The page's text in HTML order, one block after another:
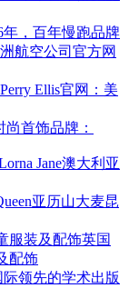
年，百年慢跑品牌
航空公司官方网
Perry Ellis官网：美
尚首饰品牌：
澳大利亚
亚历山大麦昆
英国
配饰
际领先的学术出版